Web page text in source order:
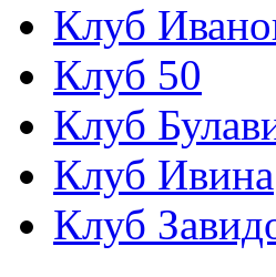
Клуб
Клуб 50
Клуб
Клуб Ивина
Клуб